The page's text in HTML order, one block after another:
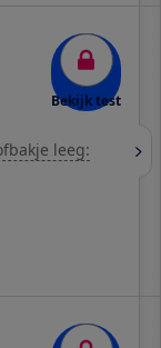
Bekijk test
leeg: